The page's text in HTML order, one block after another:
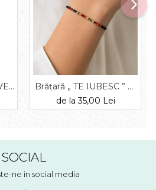
Brățară „ TE IUBESC ” —
morse, diverse materiale
de la 35,00 Lei
SOCIAL
ne in social media